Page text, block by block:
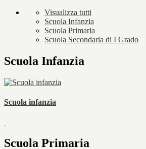
Visualizza tutti
Scuola Infanzia
Scuola Primaria
Scuola Secondaria di I Grado
Scuola Infanzia
Scuola infanzia
Scuola Primaria